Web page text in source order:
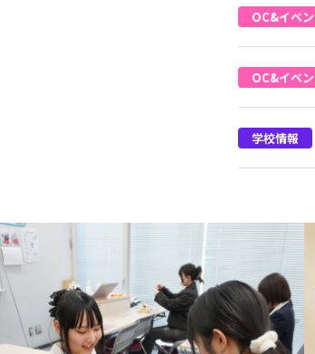
OC&イベ
OC&イベ
学校情報